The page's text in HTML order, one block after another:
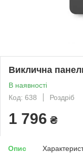
Виклична
В наявності
Код: 638
Роздріб
1 796 ₴
Опис